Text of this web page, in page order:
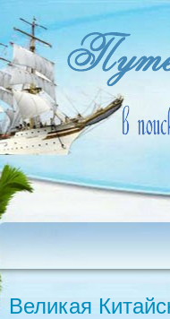
Великая